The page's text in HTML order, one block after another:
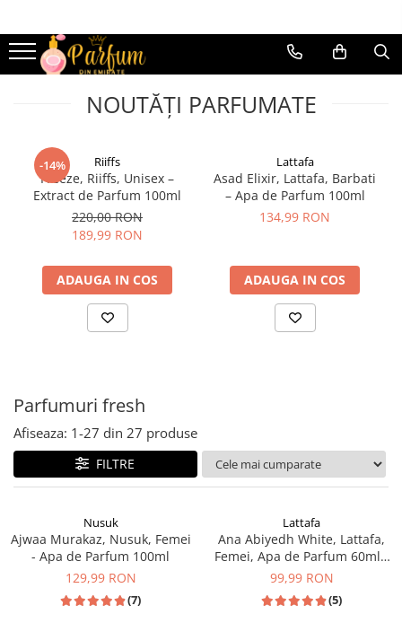
Parfumuri femei
Parfumuri dulci
Parfumuri lemnoase
Parfumuri fresh
Parfumuri cu mosc
Parfumuri cu oud
Parfumuri cu vanilie
Parfumuri cu tutun
Parfumuri bărbați
Parfumuri dulci
Parfumuri lemnoase
Parfumuri fresh
Parfumuri cu mosc
parfumuri cu oud
Parfumuri cu vanilie
Parfumuri cu tutun
NOUTĂȚI PARFUMATE
-14% Riiffs
Freeze, Riiffs, Unisex –
Extract de Parfum 100ml
220,00 RON
189,99 RON
ADAUGA IN COS
Lattafa
Asad Elixir, Lattafa, Barbati
– Apa de Parfum 100ml
134,99 RON
ADAUGA IN COS
Parfumuri fresh
Afiseaza: 1-27 din 27 produse
FILTRE
Nusuk
Ajwaa Murakaz, Nusuk, Femei
- Apa de Parfum 100ml
129,99 RON
(7)
Lattafa
Ana Abiyedh White, Lattafa,
Femei, Apa de Parfum 60ml -
inspirat din Erba Pura by
99,99 RON
(5)